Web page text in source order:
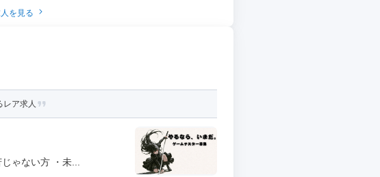
を見る
レア求人
ゃない方 ・未...